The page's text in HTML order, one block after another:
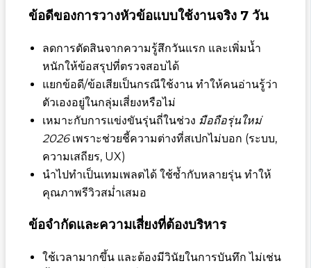
ข้อดีของการวางหัวข้อแบบใช้งานจริง 7 วัน
ลดการตัดสินจากความรู้สึกวันแรก และเพิ่มน้ำ
หนักให้ข้อสรุปที่ตรวจสอบได้
แยกข้อดี/ข้อเสียเป็นกรณีใช้งาน ทำให้คนอ่านรู้ว่า
ตัวเองอยู่ในกลุ่มเสี่ยงหรือไม่
เหมาะกับการแข่งขันรุ่นถี่ในช่วง มือถือรุ่นใหม่
2026เพราะช่วยชี้ความต่างที่สเปกไม่บอก (ระบบ,
ความเสถียร, UX)
นำไปทำเป็นเทมเพลตได้ ใช้ซ้ำกับหลายรุ่น ทำให้
คุณภาพรีวิวสม่ำเสมอ
ข้อจำกัดและความเสี่ยงที่ต้องบริหาร
ใช้เวลามากขึ้น และต้องมีวินัยในการบันทึก ไม่เช่น